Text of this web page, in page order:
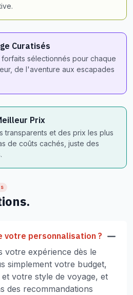
Curatisés
sélectionnés pour chaque
de l'aventure aux escapades
Prix
transparents et des prix les plus
de coûts cachés, juste des
votre personnalisation ?
votre expérience dès le
simplement votre budget,
votre style de voyage, et
des recommandations